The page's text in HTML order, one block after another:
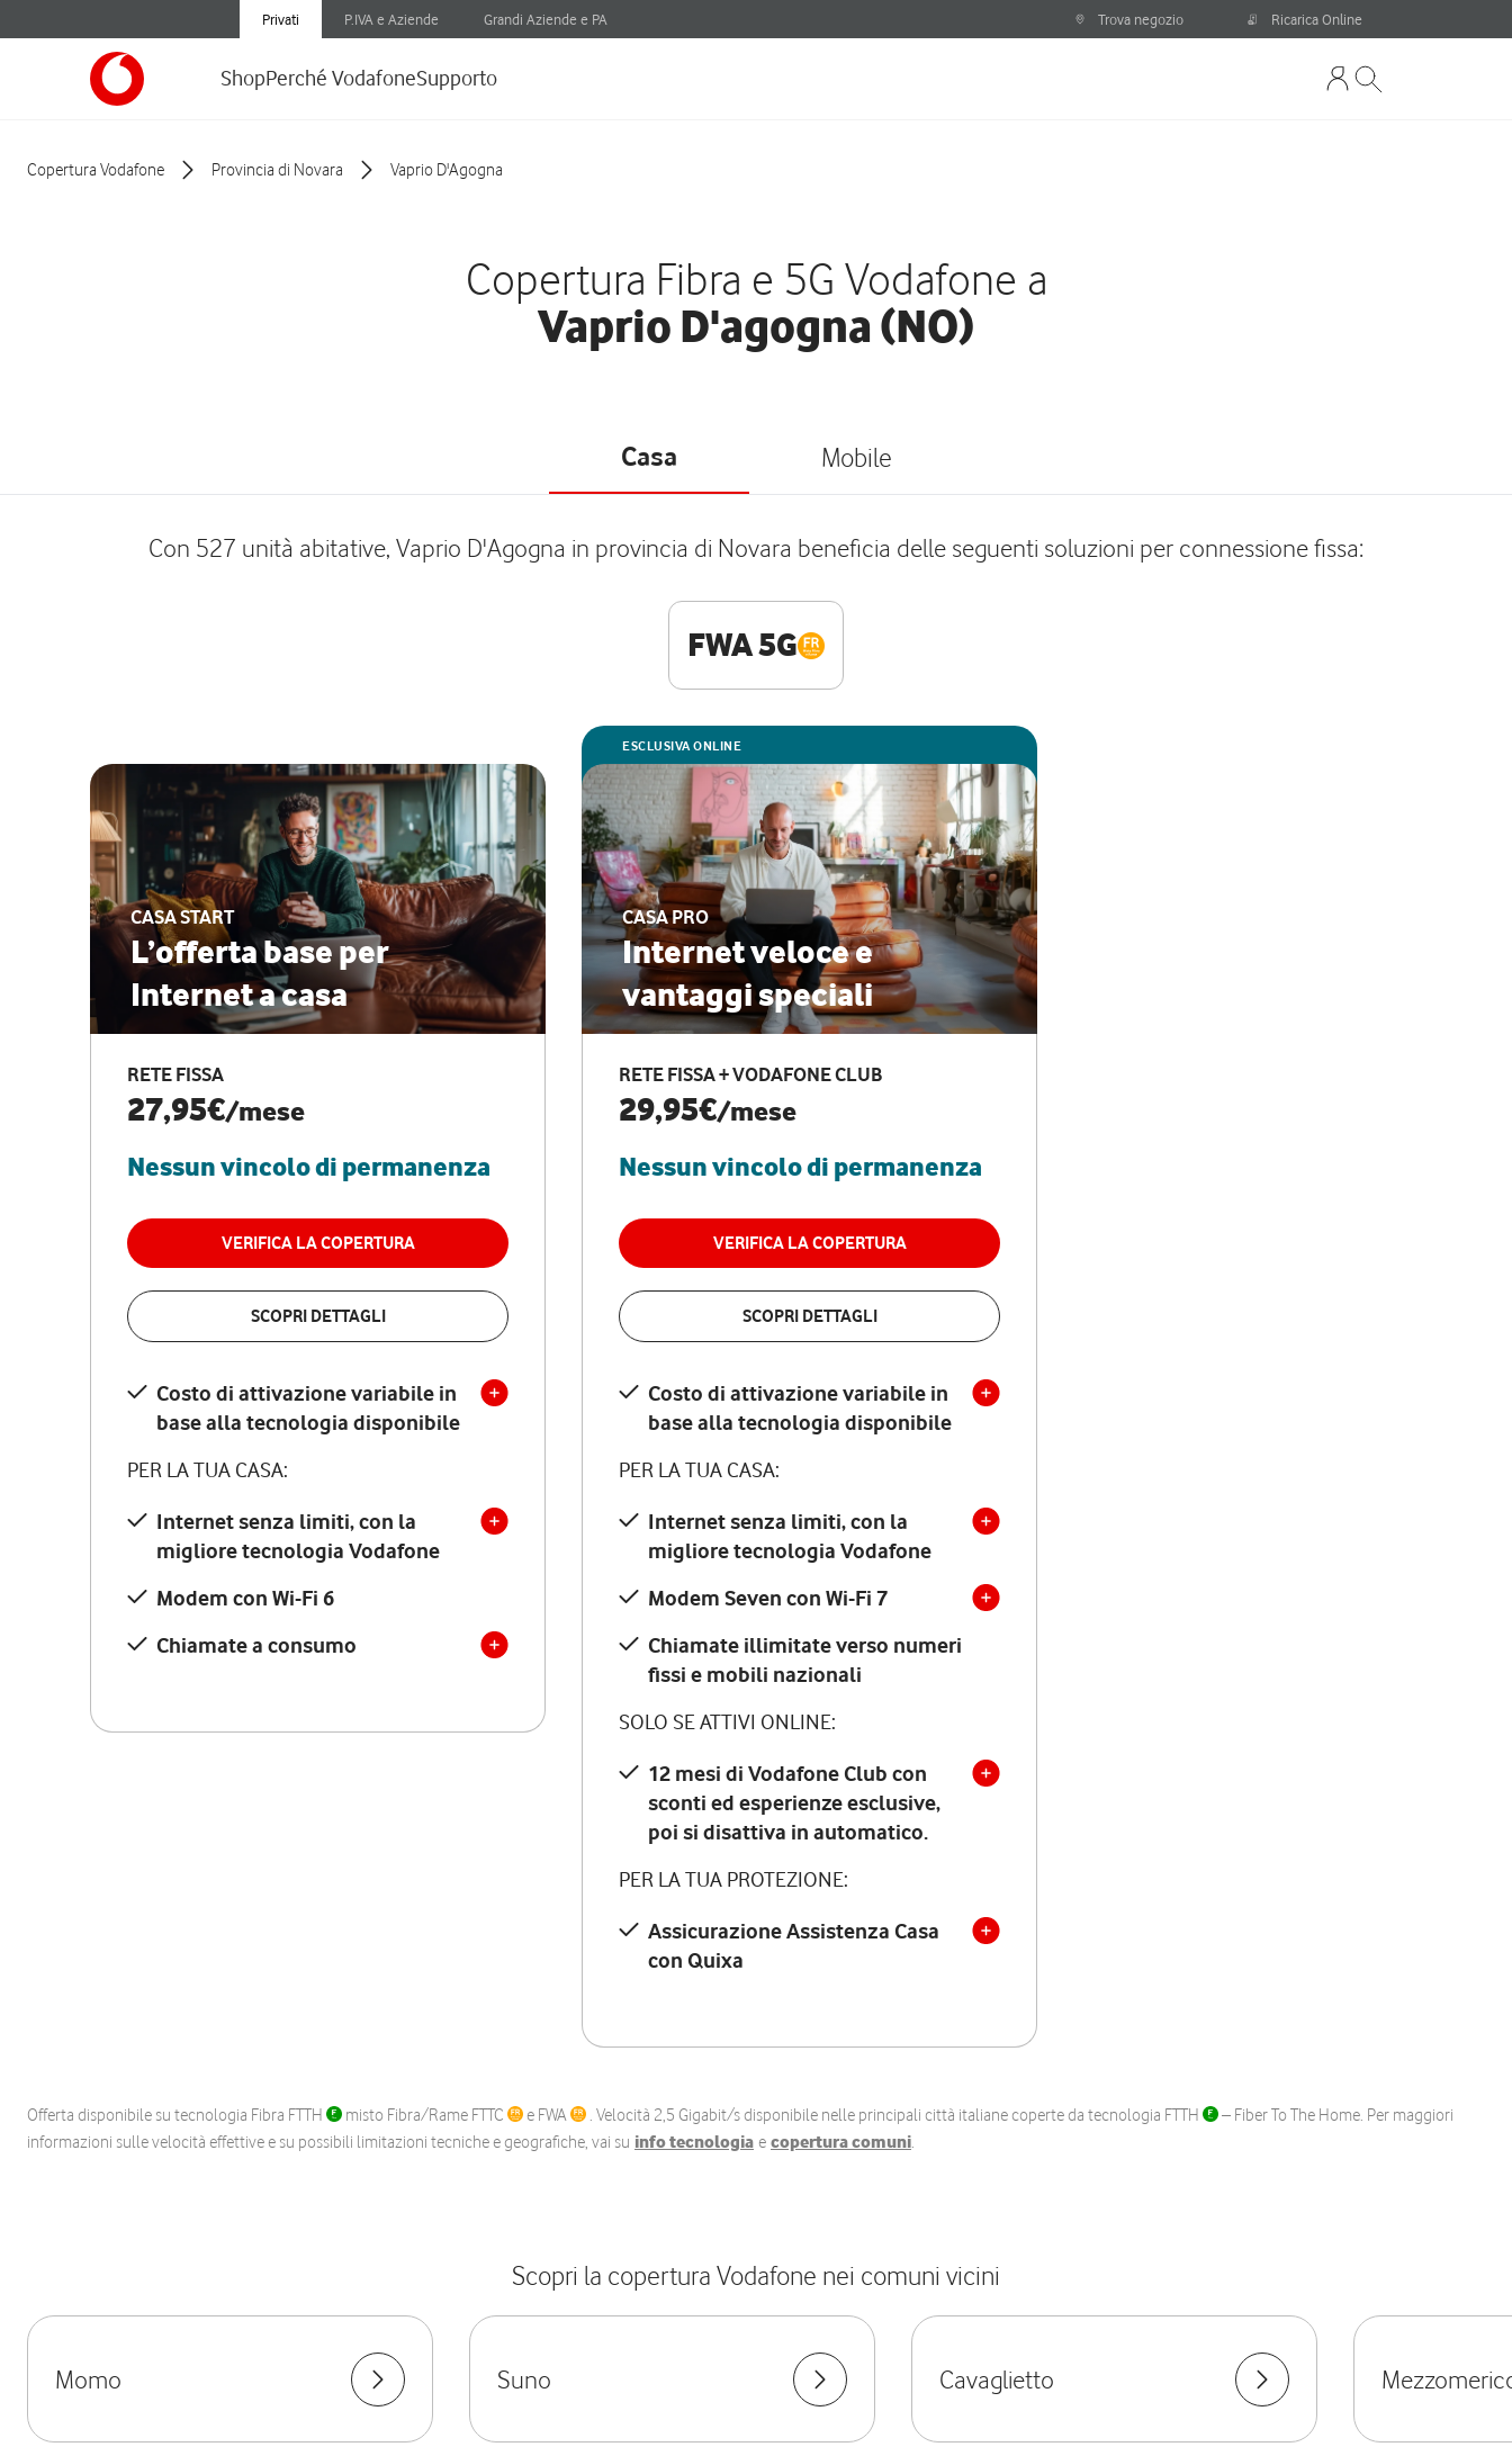
Privati P.IVA e Aziende Grandi Aziende e PA Trova negozio Ricarica Online
ShopPerché VodafoneSupporto
Copertura Vodafone Provincia di Novara Vaprio D'Agogna
Copertura Fibra e 5G Vodafone a
Vaprio D'agogna (NO)
Casa Mobile
Con 527 unità abitative, Vaprio D'Agogna in provincia di Novara beneficia delle seguenti soluzioni per connessione fissa:
FWA 5G
CASA START
L’offerta base per
Internet a casa
RETE FISSA
27,95€/mese
Nessun vincolo di permanenza
VERIFICA LA COPERTURA
SCOPRI DETTAGLI
Costo di attivazione variabile in
base alla tecnologia disponibile
PER LA TUA CASA:
Internet senza limiti, con la
migliore tecnologia Vodafone
Modem con Wi-Fi 6
Chiamate a consumo
ESCLUSIVA ONLINE
CASA PRO
Internet veloce e
vantaggi speciali
RETE FISSA + VODAFONE CLUB
29,95€/mese
Nessun vincolo di permanenza
VERIFICA LA COPERTURA
SCOPRI DETTAGLI
Costo di attivazione variabile in
base alla tecnologia disponibile
PER LA TUA CASA:
Internet senza limiti, con la
migliore tecnologia Vodafone
Modem Seven con Wi-Fi 7
Chiamate illimitate verso numeri
fissi e mobili nazionali
SOLO SE ATTIVI ONLINE:
12 mesi di Vodafone Club con
sconti ed esperienze esclusive,
poi si disattiva in automatico.
PER LA TUA PROTEZIONE:
Assicurazione Assistenza Casa
con Quixa
Offerta disponibile su tecnologia Fibra FTTH misto Fibra/Rame FTTC e FWA . Velocità 2,5 Gigabit/s disponibile nelle principali città italiane coperte da tecnologia FTTH
– Fiber To The Home. Per maggiori
informazioni sulle velocità effettive e su possibili limitazioni tecniche e geografiche, vai su info tecnologia e copertura comuni.
Scopri la copertura Vodafone nei comuni vicini
Momo Suno Cavaglietto